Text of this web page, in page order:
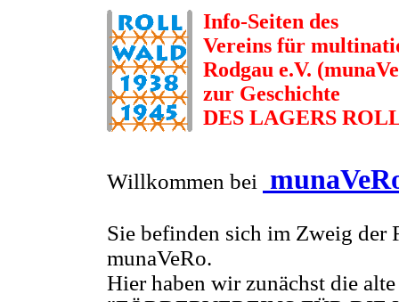
Info-Seiten des
Vereins für
Rodgau e.V.
zur Geschichte
DES LAGERS
Willkommen bei
Sie befinden sich im Zweig
munaVeRo.
Hier haben wir zunächst die